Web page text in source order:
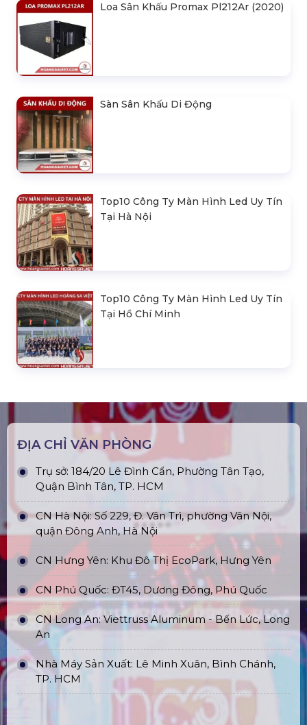
Loa Sân Khấu Promax Pl212Ar (2020)
Sàn Sân Khấu Di Động
Top10 Công Ty Màn Hình Led Uy Tín
Tại Hà Nội
Top10 Công Ty Màn Hình Led Uy Tín
Tại Hồ Chí Minh
ĐỊA CHỈ VĂN PHÒNG
Trụ sở: 184/20 Lê Đình Cẩn, Phường Tân Tạo,
Quận Bình Tân, TP. HCM
CN Hà Nội: Số 229, Đ. Vân Trì, phường Vân Nội,
quận Đông Anh, Hà Nội
CN Hưng Yên: Khu Đô Thị EcoPark, Hưng Yên
CN Phú Quốc: ĐT45, Dương Đông, Phú Quốc
CN Long An: Viettruss Aluminum - Bến Lức, Long
An
Nhà Máy Sản Xuất: Lê Minh Xuân, Bình Chánh,
TP. HCM